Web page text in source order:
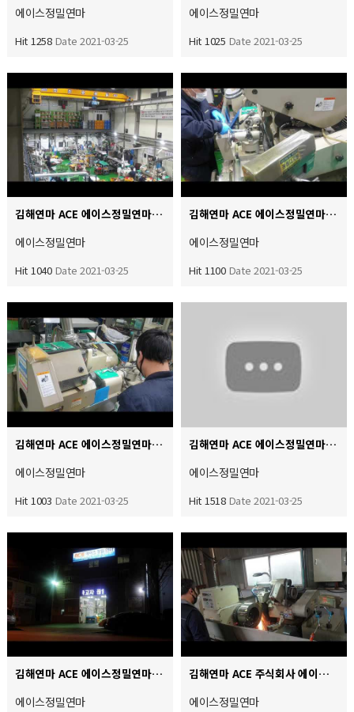
연마동영상
에이스정밀연마
Hit 1258 Date 2021-03-25
에이스정밀연마
Hit 1025 Date 2021-03-25
김해연마 ACE 에이스정밀연마 실내 작업환경 영상입니다
에이스정밀연마
Hit 1040 Date 2021-03-25
김해연마 ACE 에이스정밀연마 야간조현황 범용원통연마하기전 드레씽 다이아몬드 교체 품질조도 스팩 고객사 만족…
에이스정밀연마
Hit 1100 Date 2021-03-25
김해연마 ACE 에이스정밀연마 원통외경 단면2면 거리단차연마 생산품 야간조 현황
에이스정밀연마
Hit 1003 Date 2021-03-25
김해연마 ACE 에이스정밀연마 주력 생산품 로드 범용원통의 외경 단면2면 연마 생산품
에이스정밀연마
Hit 1518 Date 2021-03-25
김해연마 ACE 에이스정밀연마는 변화 , 기회 , 도전 , 실행 , 혁신 고객사의 감동을 실현하고자 끈임없이…
에이스정밀연마
김해연마 ACE 주식회사 에이스정밀테크윈 대형원통 외경연마 작업중입니다 현제 550파이까지 가능하지만 향후 …
에이스정밀연마